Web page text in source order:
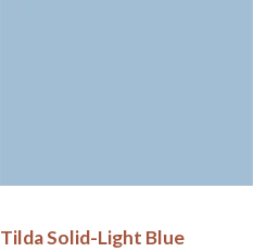
Tilda Solid-Light Blue